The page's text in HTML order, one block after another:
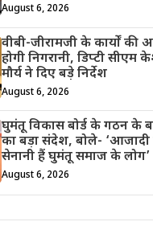
August 6, 2026
वीबी-जीरामजी के कार्यों की
होगी निगरानी, डिप्टी सीएम
मौर्य ने दिए बड़े निर्देश
August 6, 2026
घुमंतू विकास बोर्ड के गठन के
का बड़ा संदेश, बोले-
सेनानी हैं घुमंतू समाज के लोग’
August 6, 2026